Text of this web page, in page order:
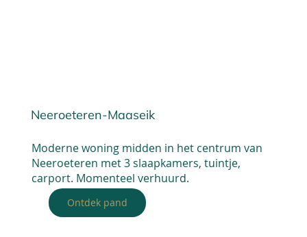
Neeroeteren-Maaseik
Moderne woning midden in het centrum van
Neeroeteren met 3 slaapkamers, tuintje,
carport. Momenteel verhuurd.
Ontdek pand